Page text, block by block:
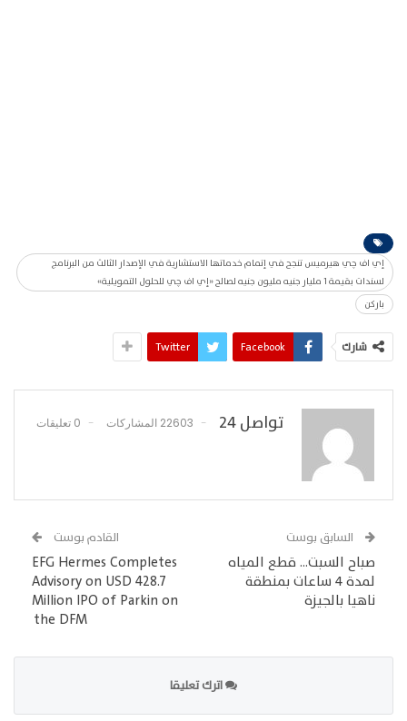
إي اف چي هيرميس تنجح في إتمام خدماتها الاستشارية في الإصدار الثالث من البرنامج
لسندات بقيمة 1 مليار جنيه مليون جنيه لصالح «إي اف چي للحلول التمويلية»
باركن
شارك Facebook
Twitter
تواصل 24 22603 المشاركات 0 تعليقات
السابق بوست
صباح السبت… قطع المياه
لمدة ٤ ساعات بمنطقة
ناهيا بالجيزة
القادم بوست
EFG Hermes Completes
Advisory on USD 428.7
Million IPO of Parkin on
the DFM
اترك تعليقا